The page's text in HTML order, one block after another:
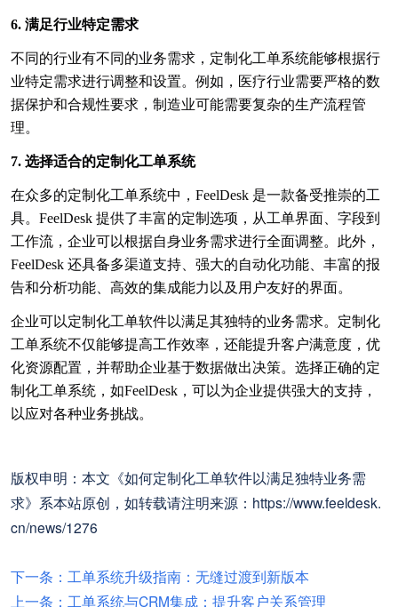
6. 满足行业特定需求
不同的行业有不同的业务需求，定制化工单系统能够根据行
业特定需求进行调整和设置。例如，医疗行业需要严格的数
据保护和合规性要求，制造业可能需要复杂的生产流程管
理。
7. 选择适合的定制化工单系统
在众多的定制化工单系统中，FeelDesk 是一款备受推崇的工
具。FeelDesk 提供了丰富的定制选项，从工单界面、字段到
工作流，企业可以根据自身业务需求进行全面调整。此外，
FeelDesk 还具备多渠道支持、强大的自动化功能、丰富的报
告和分析功能、高效的集成能力以及用户友好的界面。
企业可以定制化工单软件以满足其独特的业务需求。定制化
工单系统不仅能够提高工作效率，还能提升客户满意度，优
化资源配置，并帮助企业基于数据做出决策。选择正确的定
制化工单系统，如FeelDesk ，可以为企业提供强大的支持，
以应对各种业务挑战。
版权申明：本文《如何定制化工单软件以满足独特业务需
求》系本站原创，如转载请注明来源：https://www.feeldesk.
cn/news/1276
下一条：工单系统升级指南：无缝过渡到新版本
上一条：工单系统与CRM集成：提升客户关系管理 ​